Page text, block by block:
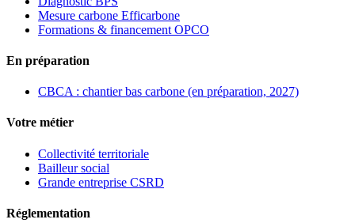
Mesure carbone Efficarbone
Formations & financement OPCO
En préparation
CBCA : chantier bas carbone (en préparation, 2027)
Votre métier
Collectivité territoriale
Bailleur social
Grande entreprise CSRD
Réglementation